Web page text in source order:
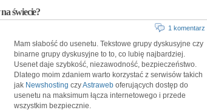
świecie?
1 komentarz
Mam słabość do usenetu. Tekstowe grupy dyskusyjne czy
binarne grupy dyskusyjne to to, co lubię najbardziej.
Usenet daje szybkość, niezawodność, bezpieczeństwo.
Dlatego moim zdaniem warto korzystać z serwisów takich
jak Newshosting czyAstraweb oferujących dostęp do
usenetu na maksimum łącza internetowego i przede
wszystkim bezpiecznie.